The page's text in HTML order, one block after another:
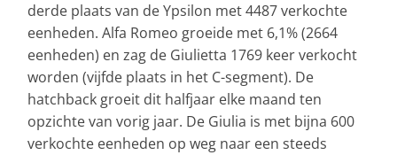
derde plaats van de Ypsilon met 4487 verkochte
eenheden. Alfa Romeo groeide met 6,1% (2664
eenheden) en zag de Giulietta 1769 keer verkocht
worden (vijfde plaats in het C-segment). De
hatchback groeit dit halfjaar elke maand ten
opzichte van vorig jaar. De Giulia is met bijna 600
verkochte eenheden op weg naar een steeds